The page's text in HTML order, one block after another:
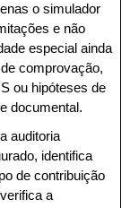
o simulador
e não
especial ainda
comprovação,
ou hipóteses de
documental.
auditoria
identifica
de contribuição
a